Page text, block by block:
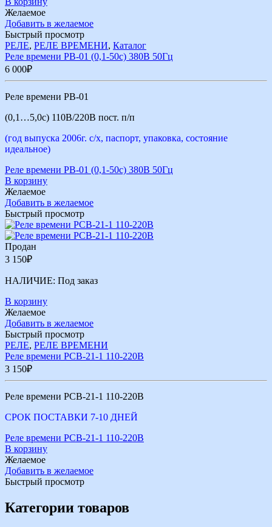
Желаемое
Добавить в желаемое
Быстрый просмотр
РЕЛЕ, РЕЛЕ ВРЕМЕНИ, Каталог
Реле времени РВ-01 (0,1-50с) 380В 50Гц
6 000₽
Реле времени РВ-01
(0,1…5,0с) 110В/220В пост. п/п
(год выпуска 2006г. с/х, паспорт, упаковка, состояние
идеальное)
Реле времени РВ-01 (0,1-50с) 380В 50Гц
В корзину
Желаемое
Добавить в желаемое
Быстрый просмотр
Продан
3 150₽
НАЛИЧИЕ: Под заказ
В корзину
Желаемое
Добавить в желаемое
Быстрый просмотр
РЕЛЕ, РЕЛЕ ВРЕМЕНИ
Реле времени РСВ-21-1 110-220В
3 150₽
Реле времени РСВ-21-1 110-220В
СРОК ПОСТАВКИ 7-10 ДНЕЙ
Реле времени РСВ-21-1 110-220В
В корзину
Желаемое
Добавить в желаемое
Быстрый просмотр
Категории товаров